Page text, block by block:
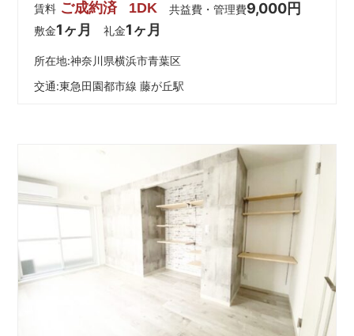
賃料 ご成約済 1DK 共益費・管理費9,000円
敷金1ヶ月 礼金1ヶ月
所在地:神奈川県横浜市青葉区
交通:東急田園都市線 藤が丘駅